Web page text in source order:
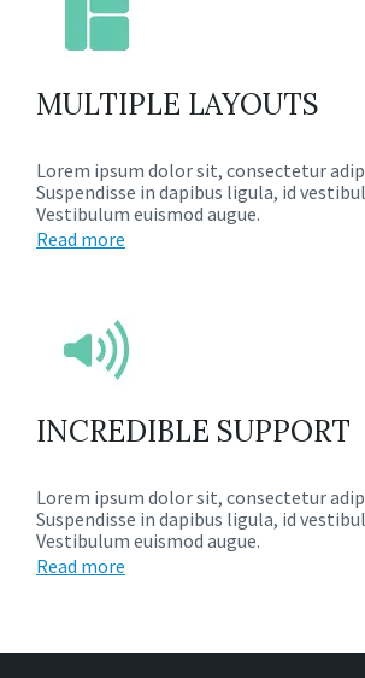
MULTIPLE LAYOUTS
Lorem ipsum dolor sit, consectetur
Suspendisse in dapibus ligula, id
Vestibulum euismod augue.
Read more
INCREDIBLE SUPPORT
Lorem ipsum dolor sit, consectetur
Suspendisse in dapibus ligula, id
Vestibulum euismod augue.
Read more